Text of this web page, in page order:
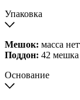
Упаковка
Мешок: масса
Поддон: 42 мешка
Основание